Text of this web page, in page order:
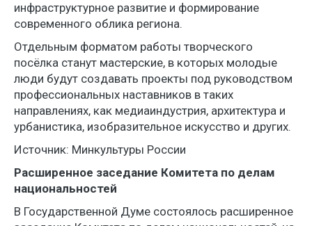
инфраструктурное развитие и формирование
современного облика региона.
Отдельным форматом работы творческого
посёлка станут мастерские, в которых молодые
люди будут создавать проекты под руководством
профессиональных наставников в таких
направлениях, как медиаиндустрия, архитектура и
урбанистика, изобразительное искусство и других.
Источник: Минкультуры России
Расширенное заседание Комитета по делам
национальностей
В Государственной Думе состоялось расширенное